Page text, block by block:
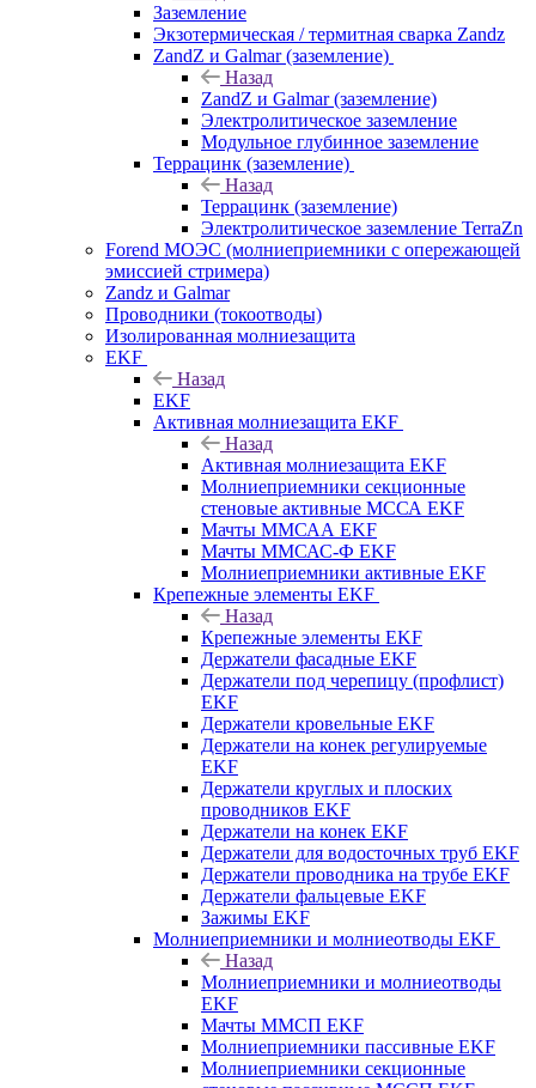
Заземление
Экзотермическая / термитная сварка Zandz
ZandZ и Galmar (заземление)
Назад
ZandZ и Galmar (заземление)
Электролитическое заземление
Модульное глубинное заземление
Террацинк (заземление)
Назад
Террацинк (заземление)
Электролитическое заземление TerraZn
Forend МОЭС (молниеприемники с опережающей
эмиссией стримера)
Zandz и Galmar
Проводники (токоотводы)
Изолированная молниезащита
EKF
Назад
EKF
Активная молниезащита EKF
Назад
Активная молниезащита EKF
Молниеприемники секционные
стеновые активные МССА EKF
Мачты ММСАА EKF
Мачты ММСАС-Ф EKF
Молниеприемники активные EKF
Крепежные элементы EKF
Назад
Крепежные элементы EKF
Держатели фасадные EKF
Держатели под черепицу (профлист)
EKF
Держатели кровельные EKF
Держатели на конек регулируемые
EKF
Держатели круглых и плоских
проводников EKF
Держатели на конек EKF
Держатели для водосточных труб EKF
Держатели проводника на трубе EKF
Держатели фальцевые EKF
Зажимы EKF
Молниеприемники и молниеотводы EKF
Назад
Молниеприемники и молниеотводы
EKF
Мачты ММСП EKF
Молниеприемники пассивные EKF
Молниеприемники секционные